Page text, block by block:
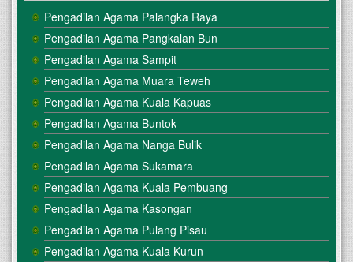
Pengadilan Agama Palangka Raya
Pengadilan Agama Pangkalan Bun
Pengadilan Agama Sampit
Pengadilan Agama Muara Teweh
Pengadilan Agama Kuala Kapuas
Pengadilan Agama Buntok
Pengadilan Agama Nanga Bulik
Pengadilan Agama Sukamara
Pengadilan Agama Kuala Pembuang
Pengadilan Agama Kasongan
Pengadilan Agama Pulang Pisau
Pengadilan Agama Kuala Kurun